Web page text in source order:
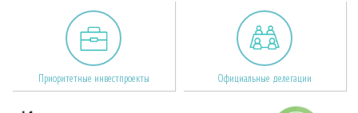
Приоритетные инвестпроекты Официальные делегации